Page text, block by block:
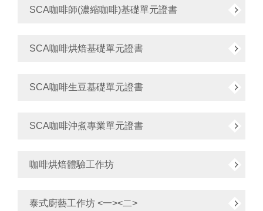
SCA咖啡師(濃縮咖啡)基礎單元證書
SCA咖啡烘焙基礎單元證書
SCA咖啡生豆基礎單元證書
SCA咖啡沖煮專業單元證書
咖啡烘焙體驗工作坊
泰式廚藝工作坊 <一><二>